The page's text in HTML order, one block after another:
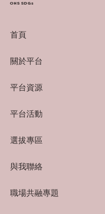
OHS SDGs
首頁
關於平台
平台資源
平台活動
選拔專區
與我聯絡
職場共融專題